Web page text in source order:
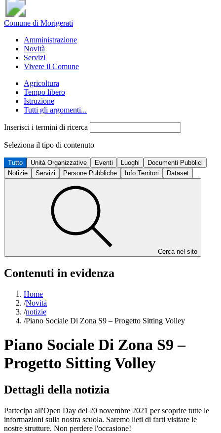
Comune di Morigerati
Amministrazione
Novità
Servizi
Vivere il Comune
Agricoltura
Tempo libero
Istruzione
Tutti gli argomenti...
Inserisci i termini di ricerca
Seleziona il tipo di contenuto
Tutto Unità Organizzative Eventi Luoghi
Documenti Pubblici
Notizie
Servizi Persone Pubbliche Info Territori Dataset
Cerca nel sito
Contenuti in evidenza
Home
/Novità
/notizie
/Piano Sociale Di Zona S9 – Progetto Sitting Volley
Piano Sociale Di Zona S9 –
Progetto Sitting Volley
Dettagli della notizia
Partecipa all'Open Day del 20 novembre 2021 per scoprire tutte le
informazioni sulla nostra scuola. Saremo lieti di farti visitare le
nostre strutture. Non perdere l'occasione!